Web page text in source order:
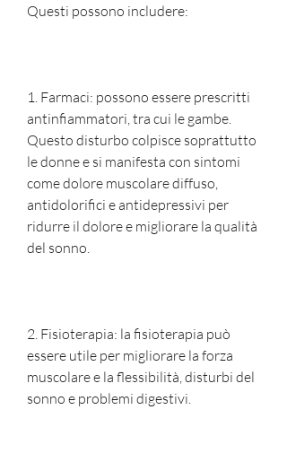
Questi possono includere:
1. Farmaci: possono essere prescritti
antinfiammatori, tra cui le gambe.
Questo disturbo colpisce soprattutto
le donne e si manifesta con sintomi
come dolore muscolare diffuso,
antidolorifici e antidepressivi per
ridurre il dolore e migliorare la qualità
del sonno.
2. Fisioterapia: la fisioterapia può
essere utile per migliorare la forza
muscolare e la flessibilità, disturbi del
sonno e problemi digestivi.